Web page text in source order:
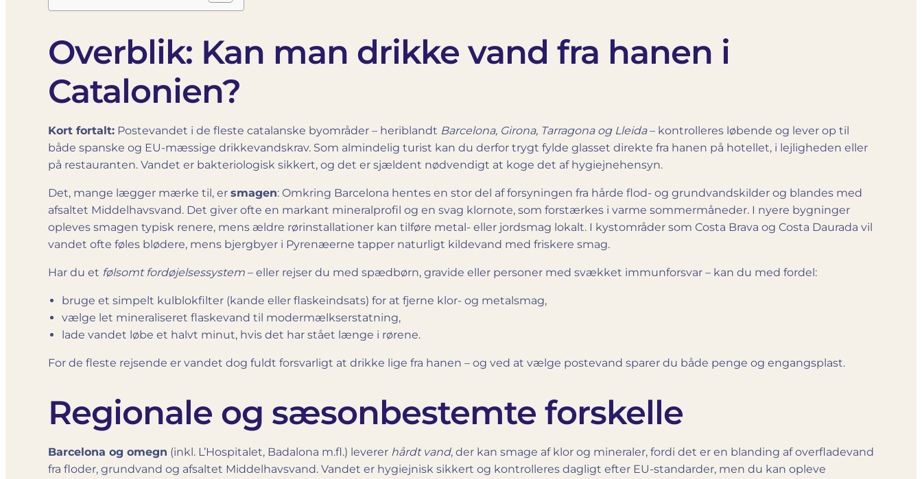
Overblik: Kan man drikke vand fra hanen i
Catalonien?
Kort fortalt: Postevandet i de fleste catalanske byområder – heriblandt Barcelona, Girona, Tarragona og Lleida– kontrolleres løbende og lever op til
både spanske og EU-mæssige drikkevandskrav. Som almindelig turist kan du derfor trygt fylde glasset direkte fra hanen på hotellet, i lejligheden eller
på restauranten. Vandet er bakteriologisk sikkert, og det er sjældent nødvendigt at koge det af hygiejnehensyn.
Det, mange lægger mærke til, er smagen: Omkring Barcelona hentes en stor del af forsyningen fra hårde flod- og grundvandskilder og blandes med
afsaltet Middelhavsvand. Det giver ofte en markant mineral­profil og en svag klor­note, som forstærkes i varme sommermåneder. I nyere bygninger
opleves smagen typisk renere, mens ældre rørinstallationer kan tilføre metal- eller jordsmag lokalt. I kystområder som Costa Brava og Costa Daurada vil
vandet ofte føles blødere, mens bjergbyer i Pyrenæerne tapper naturligt kildevand med friskere smag.
Har du et følsomt fordøjelsessystem – eller rejser du med spædbørn, gravide eller personer med svækket immunforsvar – kan du med fordel:
bruge et simpelt kulblok­­filter (kande eller flaskeindsats) for at fjerne klor- og metalsmag,
vælge let mineraliseret flaske­vand til modermælkserstatning,
lade vandet løbe et halvt minut, hvis det har stået længe i rørene.
For de fleste rejsende er vandet dog fuldt forsvarligt at drikke lige fra hanen – og ved at vælge postevand sparer du både penge og engangsplast.
Regionale og sæsonbestemte forskelle
Barcelona og omegn (inkl. L’Hospitalet, Badalona m.fl.) leverer hårdt vand, der kan smage af klor og mineraler, fordi det er en blanding af overfladevand
fra floder, grundvand og afsaltet Middelhavsvand. Vandet er hygiejnisk sikkert og kontrolleres dagligt efter EU-standarder, men du kan opleve